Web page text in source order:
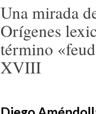
Una mirada
Orígenes
término
XVIII